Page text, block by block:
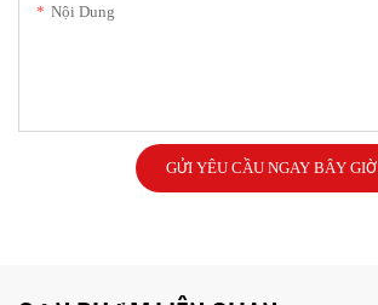
Nội Dung
GỬI YÊU CẦU NGAY BÂY GIỜ